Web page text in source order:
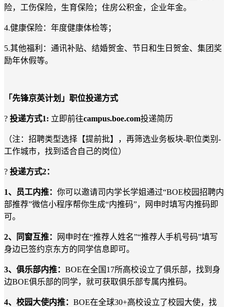
险，工伤保险，生育保险；住房公积金，企业年金。
4.健康保险：年度健康体检等；
5.其他福利：通讯补贴、结婚贺金、节日和生日贺金、集团奖
励年休假等。
「先锋京英计划」职位投递方式
? 投递方式1: 立即前往campus.boe.com投递简历
（注：招聘类型选择【提前批】，再筛选业务板块-职位类别-
工作城市，找到适合自己的岗位）
? 投递方式2：
1、员工内推： 你可以邀请司内学长学姐通过“BOE校园招聘内
部推荐”微信小程序帮你生成“内推码”，网申时填写内推码即
可。
2、同窗互推： 网申时在“推荐人姓名”“推荐人手机号码”填写
身边已签约京东方的同学信息即可。
3、俱乐部内推： BOE在全国17所高校设立了俱乐部，找到身
边BOE俱乐部的同学，就可获取俱乐部专属内推码。
4、校园大使内推： BOE在全球30+高校设立了校园大使，找